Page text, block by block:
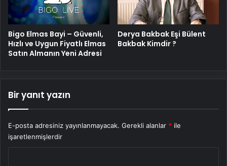
Bigo Elmas Bayi – Güvenli,
Hızlı ve Uygun Fiyatlı Elmas
Satın Almanın Yeni Adresi
Derya Bakbak Eşi Bülent
Bakbak Kimdir ?
Bir yanıt yazın
E-posta adresiniz yayınlanmayacak. Gerekli alanlar * ile
işaretlenmişlerdir